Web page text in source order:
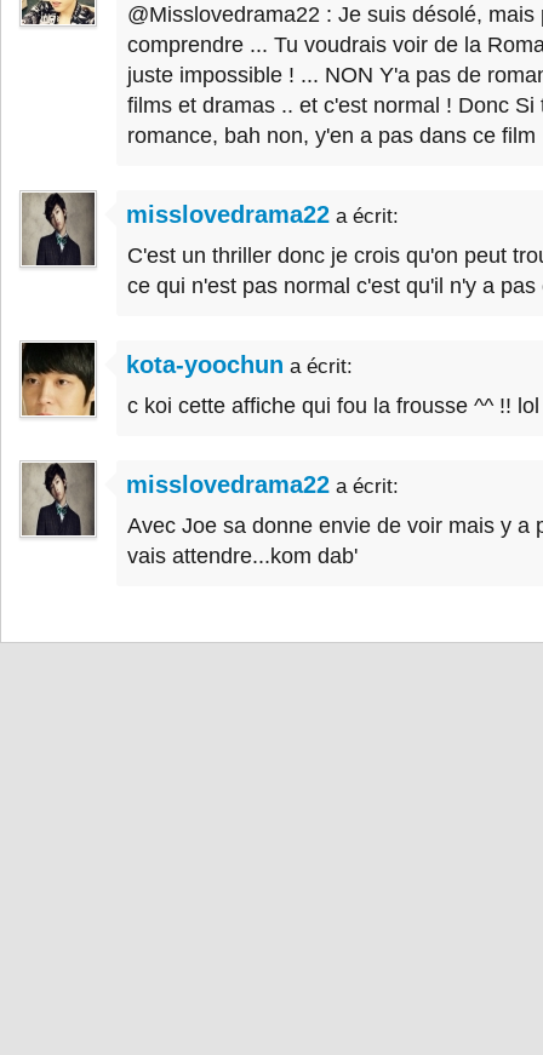
@Misslovedrama22 : Je suis désolé,
comprendre ... Tu voudrais voir de la
juste impossible ! ... NON Y'a pas de
films et dramas .. et c'est normal ! Donc Si
romance, bah non, y'en a pas dans ce film
misslovedrama22 a écrit:
C'est un thriller donc je crois qu'on peut
ce qui n'est pas normal c'est qu'il n'y a
kota-yoochun a écrit:
c koi cette affiche qui fou la frousse ^^ !! lol
misslovedrama22 a écrit:
Avec Joe sa donne envie de voir mais y a
vais attendre...kom dab'